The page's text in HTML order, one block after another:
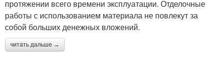
протяжении всего времени эксплуатации. Отделочные
работы с использованием материала не повлекут за
собой больших денежных вложений.
читать дальше →